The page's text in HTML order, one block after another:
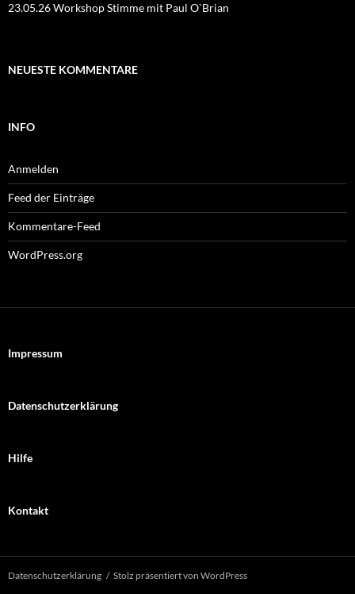
23.05.26 Workshop Stimme mit Paul O`Brian
NEUESTE KOMMENTARE
INFO
Anmelden
Feed der Einträge
Kommentare-Feed
WordPress.org
Impressum
Datenschutzerklärung
Hilfe
Kontakt
Datenschutzerklärung Stolz präsentiert von WordPress